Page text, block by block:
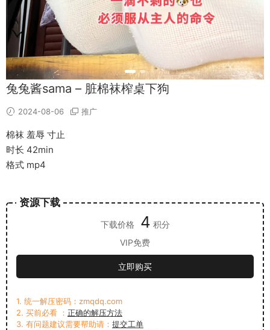
兔兔酱sama – 脏棉袜榨桌下狗
2024-08-06 推广
棉袜 羞辱 寸止
时长 42min
格式 mp4
资源下载
下载价格 4 积分
VIP免费
立即购买
1. 统一解压密码：zmqdq.com
2. 买前必看 ： 正确的解压方法
3. 有问题建议需要帮助请： 提交工单